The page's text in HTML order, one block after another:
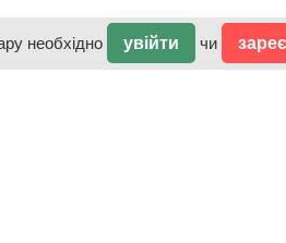
необхідно увійти чи